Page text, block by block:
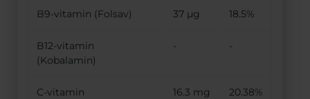
B9-vitamin (Folsav) 37 µg 18.5%
B12-vitamin
(Kobalamin)
- -
C-vitamin 16.3 mg 20.38%